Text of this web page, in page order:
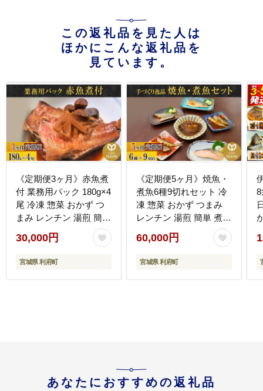
この返礼品を見た人は
ほかにこんな返礼品を
見ています。
《定期便3ヶ月》赤魚煮
付 業務用パック 180g×4
尾 冷凍 惣菜 おかず つ
まみ レンチン 湯煎 簡単
煮物 煮付 煮魚 [煮魚 し
ょうが煮 生姜煮 赤魚 ア
カウオ 冷凍 惣菜 おかず
単 煮物 煮付]
30,000円
宮城県 利府町
《定期便5ヶ月》焼魚・
煮魚6種9切れセット 冷
凍 惣菜 おかず つまみ
レンチン 湯煎 簡単 煮物
煮付 塩焼 [煮魚 焼き魚
塩焼 鮭 サバ さば さん
ま いわし かれい 冷凍
チン 湯煎 簡単 煮物 煮
60,000円
宮城県 利府町
[
あなたにおすすめの返礼品